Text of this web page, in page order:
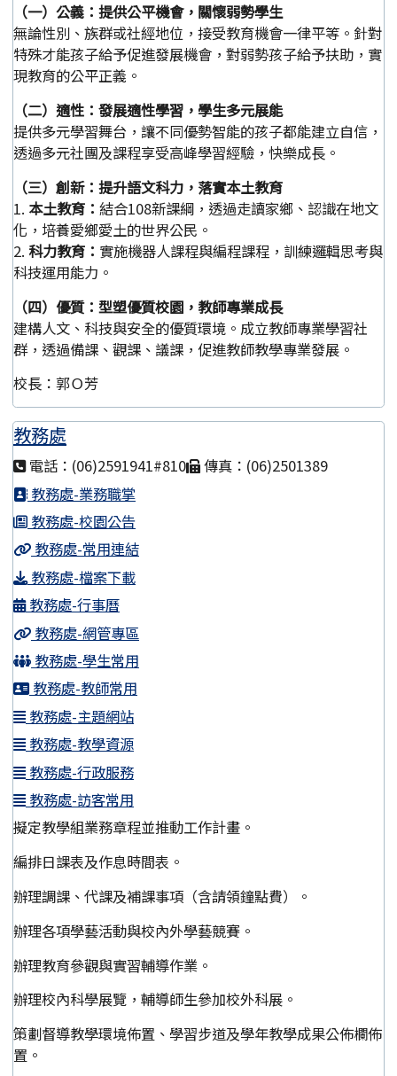
（一）公義：提供公平機會，關懷弱勢學生
無論性別、族群或社經地位，接受教育機會一律平等。針對
特殊才能孩子給予促進發展機會，對弱勢孩子給予扶助，實
現教育的公平正義。
（二）適性：發展適性學習，學生多元展能
提供多元學習舞台，讓不同優勢智能的孩子都能建立自信，
透過多元社團及課程享受高峰學習經驗，快樂成長。
（三）創新：提升語文科力，落實本土教育
1. 本土教育： 結合108新課綱，透過走讀家鄉、認識在地文
化，培養愛鄉愛土的世界公民。
2. 科力教育： 實施機器人課程與編程課程，訓練邏輯思考與
科技運用能力。
（四）優質：型塑優質校園，教師專業成長
建構人文、科技與安全的優質環境。成立教師專業學習社
群，透過備課、觀課、議課，促進教師教學專業發展。
校長：郭Ｏ芳
教務處
電話：(06)2591941#810
傳真：(06)2501389
教務處-業務職掌
教務處-校園公告
教務處-常用連結
教務處-檔案下載
教務處-行事曆
教務處-網管專區
教務處-學生常用
教務處-教師常用
教務處-主題網站
教務處-教學資源
教務處-行政服務
教務處-訪客常用
擬定教學組業務章程並推動工作計畫。
編排日課表及作息時間表。
辦理調課、代課及補課事項（含請領鐘點費）。
辦理各項學藝活動與校內外學藝競賽。
辦理教育參觀與實習輔導作業。
辦理校內科學展覽，輔導師生參加校外科展。
策劃督導教學環境佈置、學習步道及學年教學成果公佈欄佈
置。